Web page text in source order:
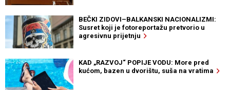
BEČKI ZIDOVI–BALKANSKI NACIONALIZMI:
Susret koji je fotoreportažu pretvorio u
agresivnu prijetnju
KAD „RAZVOJ“ POPIJE VODU: More pred
kućom, bazen u dvorištu, suša na vratima